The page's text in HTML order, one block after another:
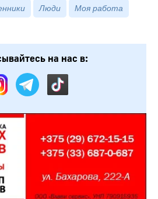
Люди Моя работа
на нас в: